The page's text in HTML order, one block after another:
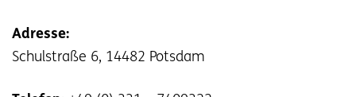
Adresse:
Schulstraße 6, 14482 Potsdam